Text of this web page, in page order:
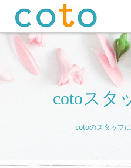
cotoスタ
cotoのスタッフ